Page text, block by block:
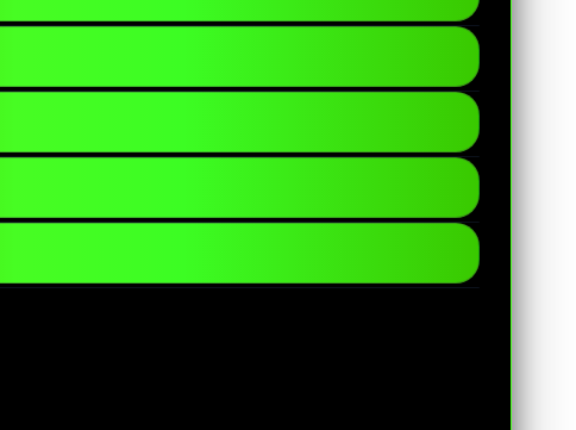
digital yang dapat diakses dengan mudah
internet yang digunakan stabil agar
memperoleh informasi dan layanan yang
informasi secara berkala untuk memberikan